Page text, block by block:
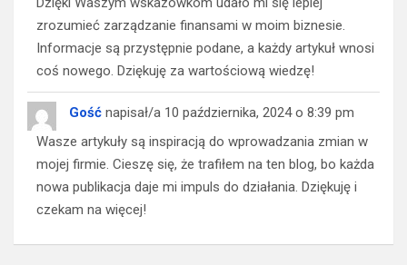
zrozumieć zarządzanie finansami w moim biznesie.
Informacje są przystępnie podane, a każdy artykuł wnosi
coś nowego. Dziękuję za wartościową wiedzę!
Gość napisał/a 10 października, 2024 o 8:39 pm
Wasze artykuły są inspiracją do wprowadzania zmian w
mojej firmie. Cieszę się, że trafiłem na ten blog, bo każda
nowa publikacja daje mi impuls do działania. Dziękuję i
czekam na więcej!